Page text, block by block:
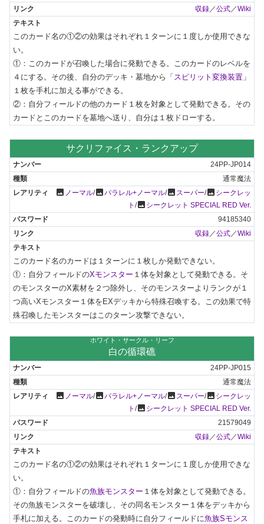
収録／公式／Wiki
このカード名の①②の効果はそれぞれ１ターンに１度しか使用できな
い。
①：このカードが召喚した場合に発動できる。このカードのレベルを
４にする。その後、自分のデッキ・墓地から「 スピリット変換装置 」
１枚を手札に加える事ができる。
②：自分フィールドの他のカード１枚を対象として発動できる。その
カードとこのカードを墓地へ送り、自分は１枚ドローする。
サクリファイス・ランクアップ
24PP-JP014
通常魔法
photo ノーマル/photoパラレル+ノーマル/photo スーパー/photo シークレッ
ト /photo シークレット SPECIAL RED Ver.
94185340
収録／公式／Wiki
このカード名のカードは１ターンに１枚しか発動できない。
①：自分フィールドのXモンスター １体を対象として発動できる。そ
のモンスターのX素材を２つ除外し、そのモンスターよりランクが１
つ高いXモンスター１体をEXデッキから特殊召喚する。この効果で特
殊召喚したモンスターはこのターン攻撃できない。
ホワイト・サークル・リーフ
白の循環礁
24PP-JP015
通常魔法
photo ノーマル/photoパラレル+ノーマル/photo スーパー/photo シークレッ
ト /photo シークレット SPECIAL RED Ver.
21579049
収録／公式／Wiki
このカード名の①②の効果はそれぞれ１ターンに１度しか使用できな
い。
①：自分フィールドの魚族モンスター １体を対象として発動できる。
その魚族モンスターを破壊し、その同名モンスター１体をデッキから
手札に加える。このカードの発動時に自分フィールドに魚族Sモンス